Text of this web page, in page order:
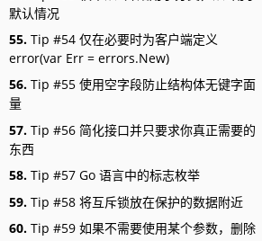
默认情况
55. Tip #54 仅在必要时为客户端定义
error(var Err = errors.New)
56. Tip #55 使用空字段防止结构体无键字面
量
57. Tip #56 简化接口并只要求你真正需要的
东西
58. Tip #57 Go 语言中的标志枚举
59. Tip #58 将互斥锁放在保护的数据附近
60. Tip #59 如果不需要使用某个参数，删除